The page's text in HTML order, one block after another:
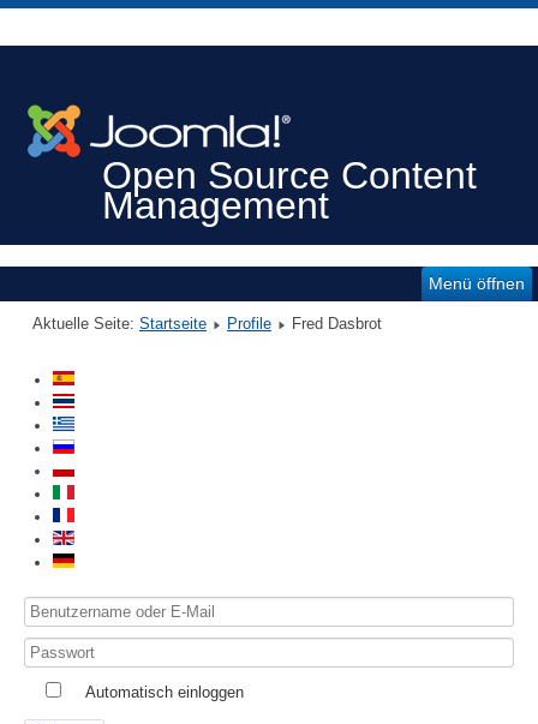
Open Source Content
Management
Menü öffnen
Aktuelle Seite: Startseite Profile Fred Dasbrot
Automatisch einloggen